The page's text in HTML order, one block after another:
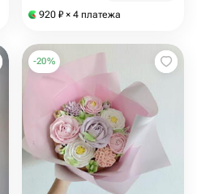
920 ₽ × 4 платежа
-20%